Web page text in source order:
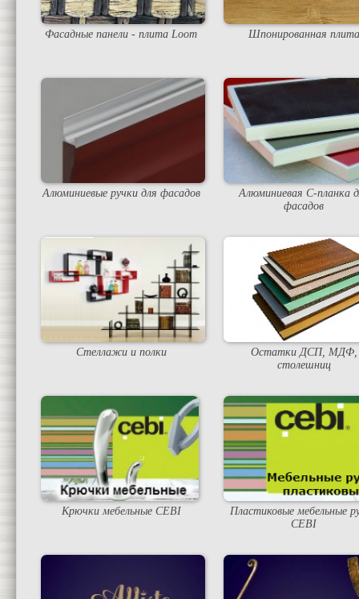
Фасадные панели - плита Loom Шпонированная плита
Алюминиевые ручки для фасадов
Алюминиевая С-планка
фасадов
Стеллажи и полки
Остатки ДСП, МДФ,
столешниц
Крючки мебельные CEBI
Пластиковые мебельные
CEBI